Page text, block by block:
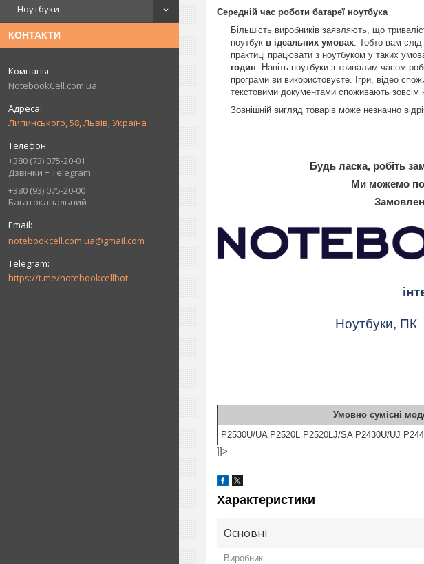
Ноутбуки
КОНТАКТИ
NotebookCell.com.ua
Липинського, 58, Львів, Україна
+380 (73) 075-20-01
Дзвінки + Telegram
+380 (93) 075-20-00
Багатоканальний
notebookcell.com.ua@gmail.com
https://t.me/notebookcellbot
Середній час роботи батареї ноутбука
Більшість виробників заявляють, що
ноутбук в ідеальних умовах . Тобто вам
практиці працювати з ноутбуком у таких
годин . Навіть ноутбуки з тривалим часом
програми ви використовуєте. Ігри, відео
текстовими документами споживають зовсім
Зовнішній вигляд товарів може незначно
Будь ласка, робіть
Ми можемо
Ноутбуки, ПК
.
Умовно сумісні
P2530U/UA P2520L P2520LJ/SA P2430U/UJ
]]>
Характеристики
Основні
Виробник